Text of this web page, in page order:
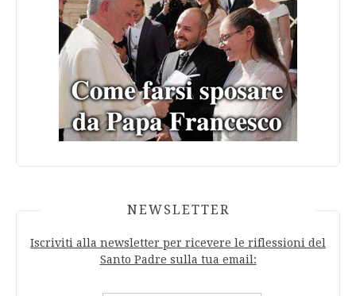
NEWSLETTER
Iscriviti alla newsletter per ricevere le riflessioni del
Santo Padre sulla tua email: